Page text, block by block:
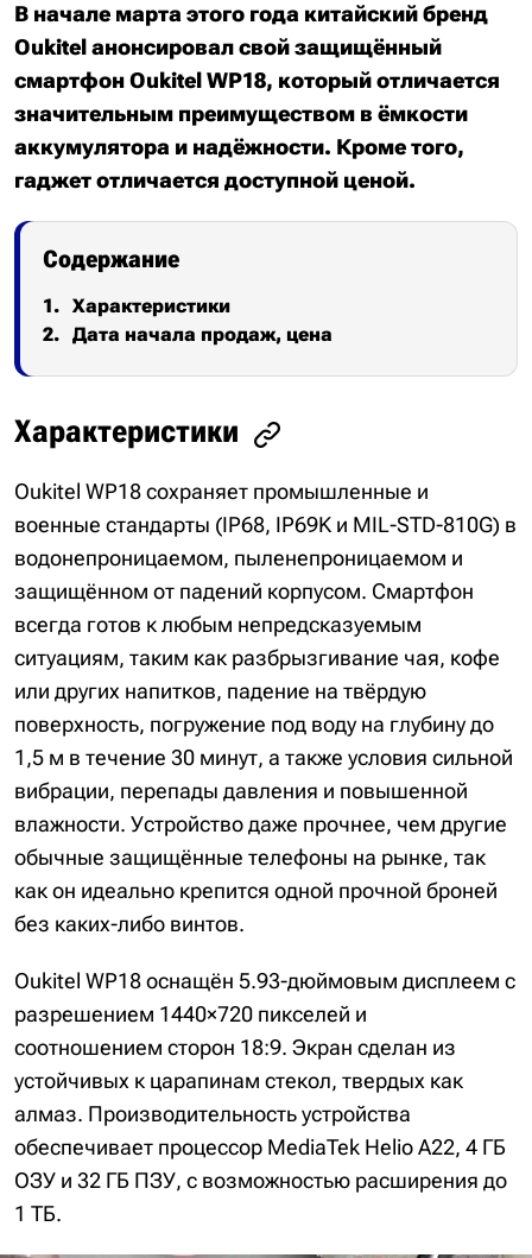
В начале марта этого года китайский бренд
Oukitel анонсировал свой защищённый
смартфон Oukitel WP18, который отличается
значительным преимуществом в ёмкости
аккумулятора и надёжности. Кроме того,
гаджет отличается доступной ценой.
Содержание
Характеристики
Дата начала продаж, цена
Характеристики
Oukitel WP18 сохраняет промышленные и
военные стандарты (IP68, IP69K и MIL-STD-810G) в
водонепроницаемом, пыленепроницаемом и
защищённом от падений корпусом. Смартфон
всегда готов к любым непредсказуемым
ситуациям, таким как разбрызгивание чая, кофе
или других напитков, падение на твёрдую
поверхность, погружение под воду на глубину до
1,5 м в течение 30 минут, а также условия сильной
вибрации, перепады давления и повышенной
влажности. Устройство даже прочнее, чем другие
обычные защищённые телефоны на рынке, так
как он идеально крепится одной прочной броней
без каких-либо винтов.
Oukitel WP18 оснащён 5.93-дюймовым дисплеем с
разрешением 1440×720 пикселей и
соотношением сторон 18:9. Экран сделан из
устойчивых к царапинам стекол, твердых как
алмаз. Производительность устройства
обеспечивает процессор MediaTek Helio A22, 4 ГБ
ОЗУ и 32 ГБ ПЗУ, с возможностью расширения до
1 ТБ.